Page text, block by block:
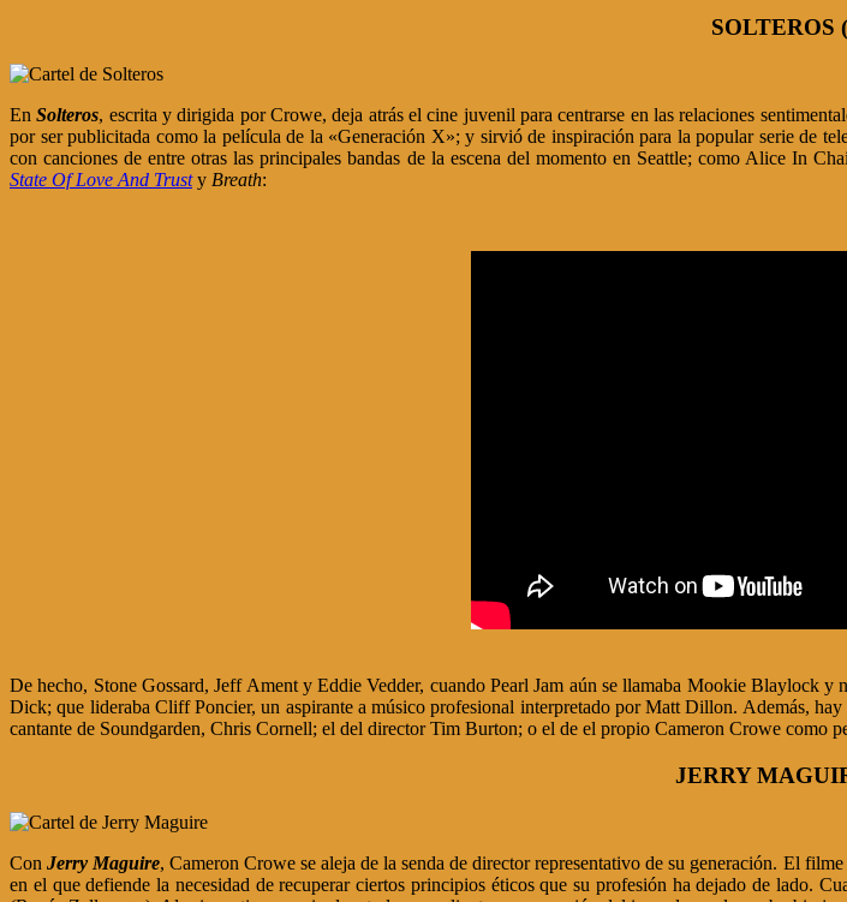
SOLTEROS
EnSolteros, escrita y dirigida por Crowe, deja atrás el cine juvenil para centrarse en las relaciones
por ser publicitada como la película de la «Generación X»; y sirvió de inspiración para la popular serie de
con canciones de entre otras las principales bandas de la escena del momento en Seattle; como Alice In
State Of Love And Trusty Breath:
De hecho, Stone Gossard, Jeff Ament y Eddie Vedder, cuando Pearl Jam aún se llamaba Mookie Blaylock
Dick; que lideraba Cliff Poncier, un aspirante a músico profesional interpretado por Matt Dillon. Además,
cantante de Soundgarden, Chris Cornell; el del director Tim Burton; o el de el propio Cameron Crowe como
JERRY
ConJerry Maguire, Cameron Crowe se aleja de la senda de director representativo de su generación. El
en el que defiende la necesidad de recuperar ciertos principios éticos que su profesión ha dejado de lado.